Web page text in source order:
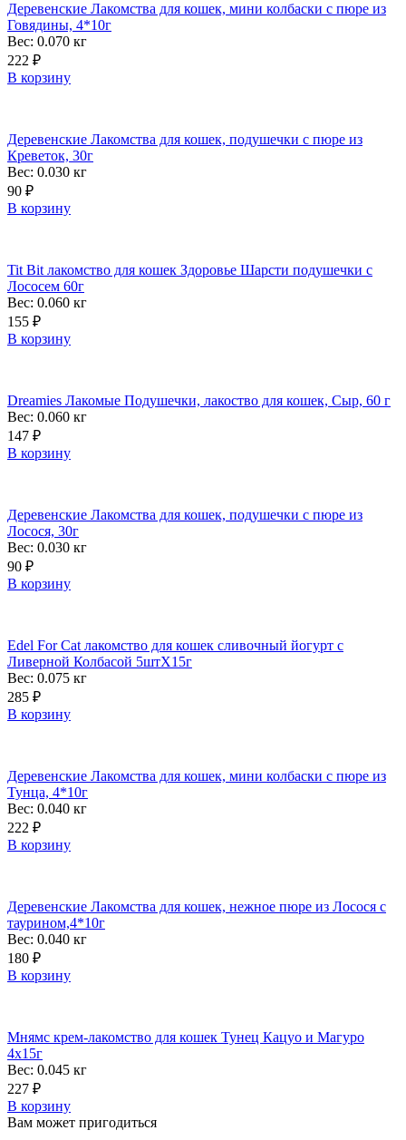
Деревенские Лакомства для кошек, мини колбаски с пюре из
Говядины, 4*10г
Вес: 0.070 кг
222 ₽
В корзину
Деревенские Лакомства для кошек, подушечки с пюре из
Креветок, 30г
Вес: 0.030 кг
90 ₽
В корзину
Tit Bit лакомство для кошек Здоровье Шарсти подушечки с
Лососем 60г
Вес: 0.060 кг
155 ₽
В корзину
Dreamies Лакомые Подушечки, лакоство для кошек, Сыр, 60 г
Вес: 0.060 кг
147 ₽
В корзину
Деревенские Лакомства для кошек, подушечки с пюре из
Лосося, 30г
Вес: 0.030 кг
90 ₽
В корзину
Edel For Cat лакомство для кошек сливочный йогурт с
Ливерной Колбасой 5штХ15г
Вес: 0.075 кг
285 ₽
В корзину
Деревенские Лакомства для кошек, мини колбаски с пюре из
Тунца, 4*10г
Вес: 0.040 кг
222 ₽
В корзину
Деревенские Лакомства для кошек, нежное пюре из Лосося с
таурином,4*10г
Вес: 0.040 кг
180 ₽
В корзину
Мнямс крем-лакомство для кошек Тунец Кацуо и Магуро
4х15г
Вес: 0.045 кг
227 ₽
В корзину
Вам может пригодиться